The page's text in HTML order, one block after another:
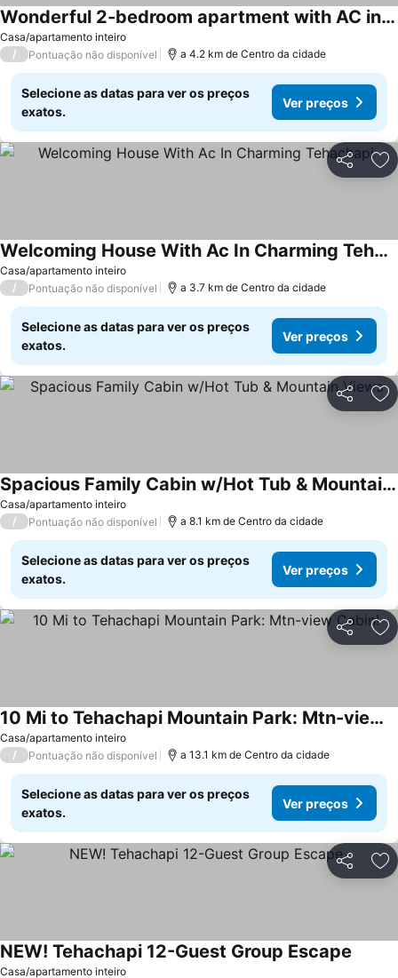
Casa/apartamento inteiro
Wonderful 2-bedroom apartment with AC in Tehachapi
Ver preços
/ Pontuação não disponível a 4.2 km de Centro da cidade
Selecione as datas para ver os preços
exatos.
Ver preços
Partilhar
Casa/apartamento inteiro
Welcoming House With Ac In Charming Tehachapi
Ver preços
/ Pontuação não disponível a 3.7 km de Centro da cidade
Selecione as datas para ver os preços
exatos.
Ver preços
Partilhar
Casa/apartamento inteiro
Spacious Family Cabin w/Hot Tub & Mountain Views
Ver preços
/ Pontuação não disponível a 8.1 km de Centro da cidade
Selecione as datas para ver os preços
exatos.
Ver preços
Partilhar
Casa/apartamento inteiro
10 Mi to Tehachapi Mountain Park: Mtn-view Cabin!
Ver preços
/ Pontuação não disponível a 13.1 km de Centro da cidade
Selecione as datas para ver os preços
exatos.
Ver preços
Partilhar
Casa/apartamento inteiro
NEW! Tehachapi 12-Guest Group Escape